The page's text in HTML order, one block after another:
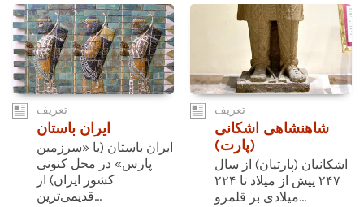
تعریف
ایران باستان
ایران باستان (یا «سرزمین
پارس» در محل کنونی
کشور ایران) از
قدیمی‌ترین...
تعریف
شاهنشاهی اشکانی
(پارت)
اشکانیان (پارتیان) از سال
۲۴۷ پیش از میلاد تا ۲۲۴
میلادی بر قلمرو...